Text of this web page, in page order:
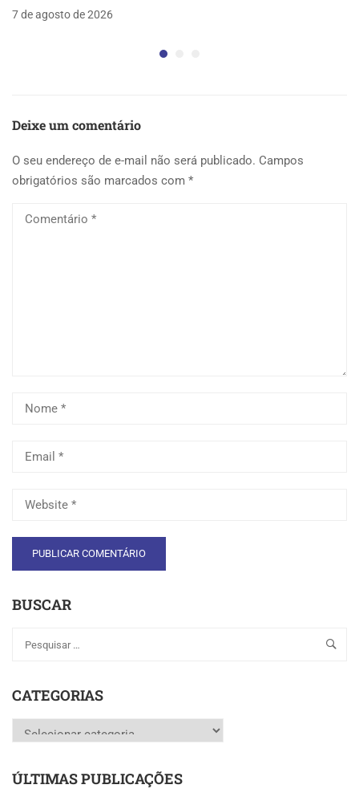
7 de agosto de 2026
Deixe um comentário
O seu endereço de e-mail não será publicado. Campos
obrigatórios são marcados com *
BUSCAR
CATEGORIAS
Categorias
ÚLTIMAS PUBLICAÇÕES